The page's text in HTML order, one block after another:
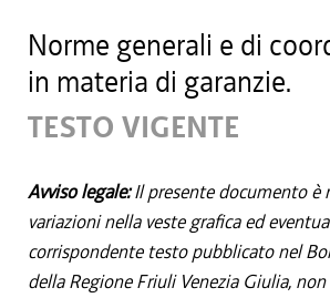
Norme generali e di
in materia di garanzie.
TESTO VIGENTE
Avviso legale:Il presente documento è
variazioni nella veste grafica ed
corrispondente testo pubblicato nel
della Regione Friuli Venezia Giulia,